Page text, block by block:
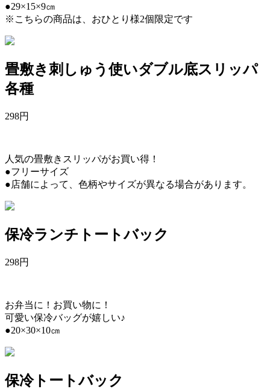
●29×15×9㎝
※こちらの商品は、おひとり様2個限定です
畳敷き刺しゅう使いダブル底スリッパ
各種
298円
人気の畳敷きスリッパがお買い得！
●フリーサイズ
●店舗によって、色柄やサイズが異なる場合があります。
保冷ランチトートバック
298円
お弁当に！お買い物に！
可愛い保冷バッグが嬉しい♪
●20×30×10㎝
保冷トートバック